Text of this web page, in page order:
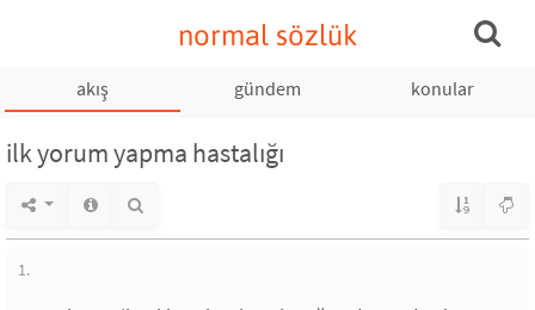
normal sözlük
akış gündem konular
ilk yorum yapma hastalığı
1.